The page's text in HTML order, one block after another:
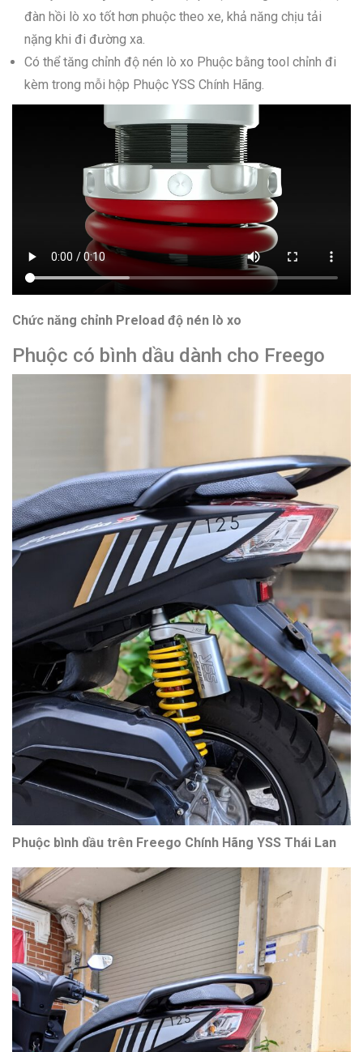
đàn hồi lò xo tốt hơn phuộc theo xe, khả năng chịu tải
nặng khi đi đường xa.
Có thể tăng chỉnh độ nén lò xo Phuộc bằng tool chỉnh đi
kèm trong mỗi hộp Phuộc YSS Chính Hãng.
Chức năng chỉnh Preload độ nén lò xo
Phuộc có bình dầu dành cho Freego
Phuộc bình dầu trên Freego Chính Hãng YSS Thái Lan